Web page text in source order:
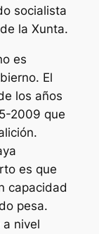
socialista
la Xunta.
es
El
los años
2009 que
es que
capacidad
pesa.
nivel